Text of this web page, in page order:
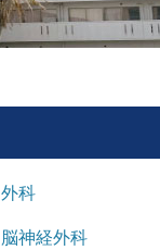
外科
脳神経外科